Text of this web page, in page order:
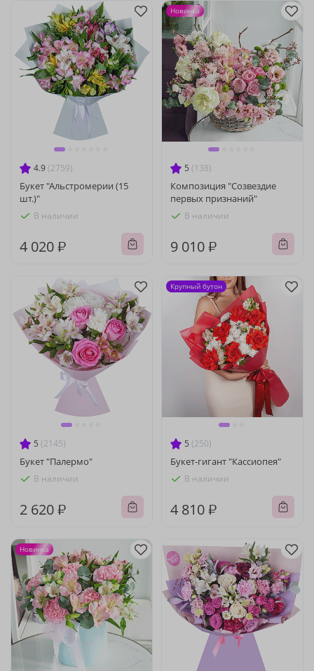
4.9 (2759)
Букет "Альстромерии (15
шт.)"
В наличии
4 020 ₽
5 (138)
Композиция "Созвездие
первых признаний"
В наличии
9 010 ₽
Новинка
5 (2145)
Букет "Палермо"
В наличии
2 620 ₽
5 (250)
Букет-гигант "Кассиопея"
В наличии
4 810 ₽
Крупный бутон
Новинка